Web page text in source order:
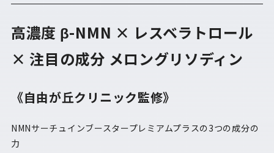
高濃度 β-NMN × レスベラトロール
× 注目の成分 メロングリソディン
《自由が丘クリニック監修》
NMNサーチュインブースタープレミアムプラスの3つの成分の
力